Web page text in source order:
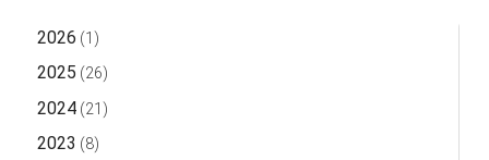
2026 (1)
2025 (26)
2024(21)
2023 (8)